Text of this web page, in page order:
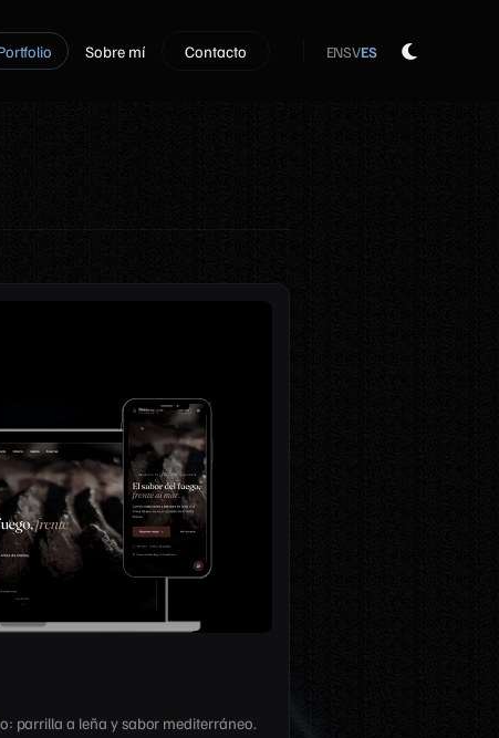
Sobre mí Contacto ENSVES
parrilla a leña y sabor mediterráneo.